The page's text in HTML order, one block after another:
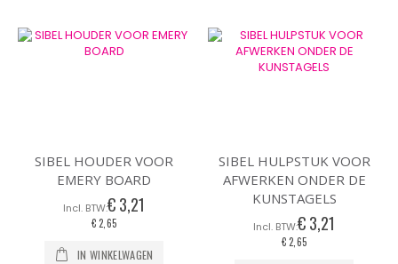
SIBEL HOUDER VOOR
EMERY BOARD
€ 3,21
€ 2,65
IN WINKELWAGEN
SIBEL HULPSTUK VOOR
AFWERKEN ONDER DE
KUNSTAGELS
€ 3,21
€ 2,65